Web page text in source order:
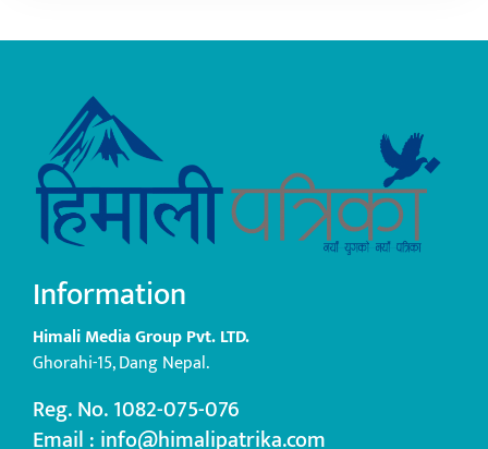
Information
Himali Media Group Pvt. LTD.
Ghorahi-15, Dang Nepal.
Reg. No. 1082-075-076
Email : info@himalipatrika.com